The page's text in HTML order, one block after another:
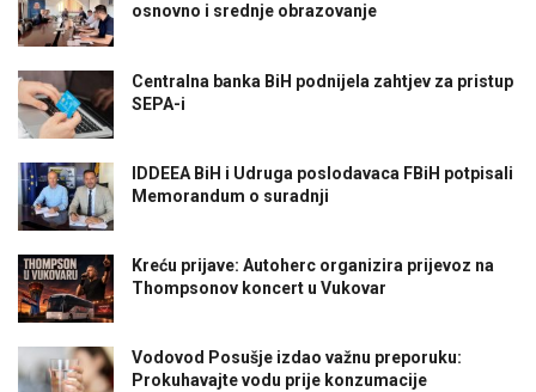
osnovno i srednje obrazovanje
Centralna banka BiH podnijela zahtjev za pristup
SEPA-i
IDDEEA BiH i Udruga poslodavaca FBiH potpisali
Memorandum o suradnji
Kreću prijave: Autoherc organizira prijevoz na
Thompsonov koncert u Vukovar
Vodovod Posušje izdao važnu preporuku:
Prokuhavajte vodu prije konzumacije